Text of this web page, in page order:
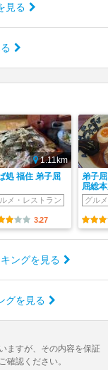
見る
1.11km
処 福住 弟子屈
メ・レストラン
3.27
弟子
屈総
グル
ングを見る
グを見る
ますが、その内容を保証
確認ください。